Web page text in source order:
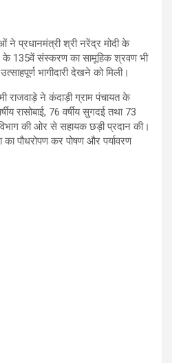
ने प्रधानमंत्री श्री नरेंद्र मोदी के
के 135वें संस्करण का सामूहिक श्रवण भी
भागीदारी देखने को मिली।
राजवाड़े ने कंदाड़ी ग्राम पंचायत के
रासोबाई, 76 वर्षीय सुगदई तथा 73
की ओर से सहायक छड़ी प्रदान की।
पौधरोपण कर पोषण और पर्यावरण